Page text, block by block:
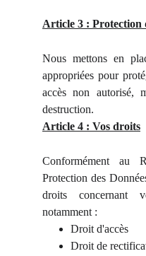
Article 3 : Protection
Nous mettons en
appropriées pour
accès non autorisé,
destruction.
Article 4 : Vos droits
Conformément au
Protection des
droits concernant
notamment :
Droit d'accès
Droit de